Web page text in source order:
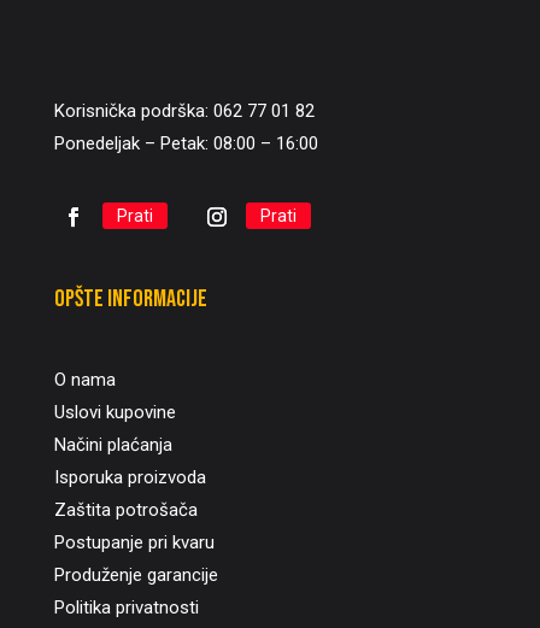
Korisnička podrška: 062 77 01 82
Ponedeljak – Petak: 08:00 – 16:00
Prati Prati
Opšte informacije
O nama
Uslovi kupovine
Načini plaćanja
Isporuka proizvoda
Zaštita potrošača
Postupanje pri kvaru
Produženje garancije
Politika privatnosti